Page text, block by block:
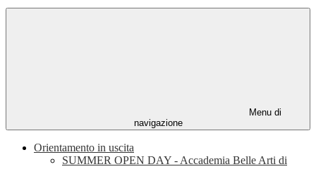
Menu di
navigazione
Orientamento in uscita
SUMMER OPEN DAY - Accademia Belle Arti di